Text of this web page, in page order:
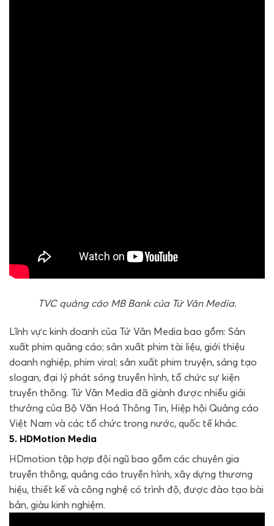
TVC quảng cáo MB Bank của Tứ Vân Media.
Lĩnh vực kinh doanh của Tứ Vân Media bao gồm: Sản
xuất phim quảng cáo; sản xuất phim tài liệu, giới thiệu
doanh nghiệp, phim viral; sản xuất phim truyện, sáng tạo
slogan, đại lý phát sóng truyền hình, tổ chức sự kiện
truyền thông. Tứ Vân Media đã giành được nhiều giải
thưởng của Bộ Văn Hoá Thông Tin, Hiệp hội Quảng cáo
Việt Nam và các tổ chức trong nước, quốc tế khác.
5. HDMotion Media
HDmotion tập hợp đội ngũ bao gồm các chuyên gia
truyền thông, quảng cáo truyền hình, xây dựng thương
hiệu, thiết kế và công nghệ có trình độ, được đào tạo bài
bản, giàu kinh nghiệm.